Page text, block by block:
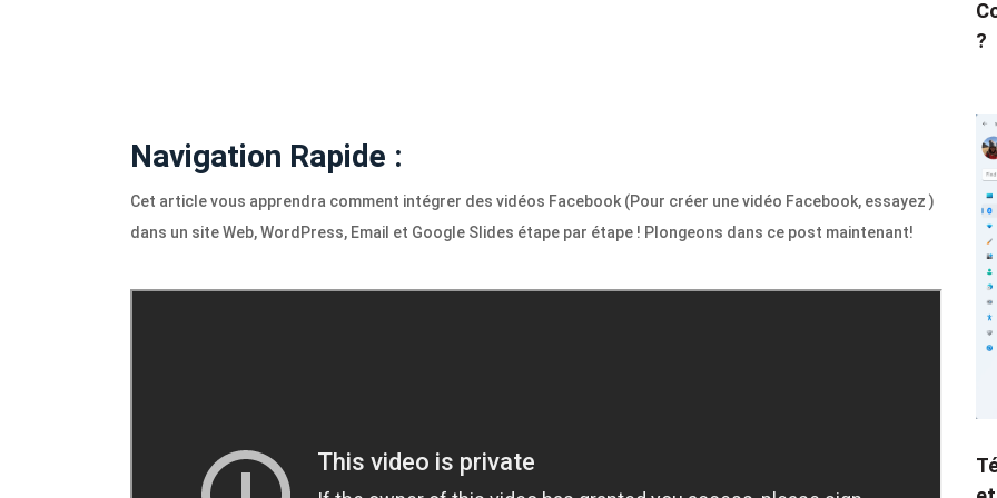
Navigation Rapide :
Cet article vous apprendra comment intégrer des vidéos Facebook (Pour créer une vidéo Facebook, essayez )
dans un site Web, WordPress, Email et Google Slides étape par étape ! Plongeons dans ce post maintenant!
?